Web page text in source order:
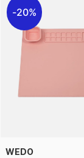
20%
WEDO